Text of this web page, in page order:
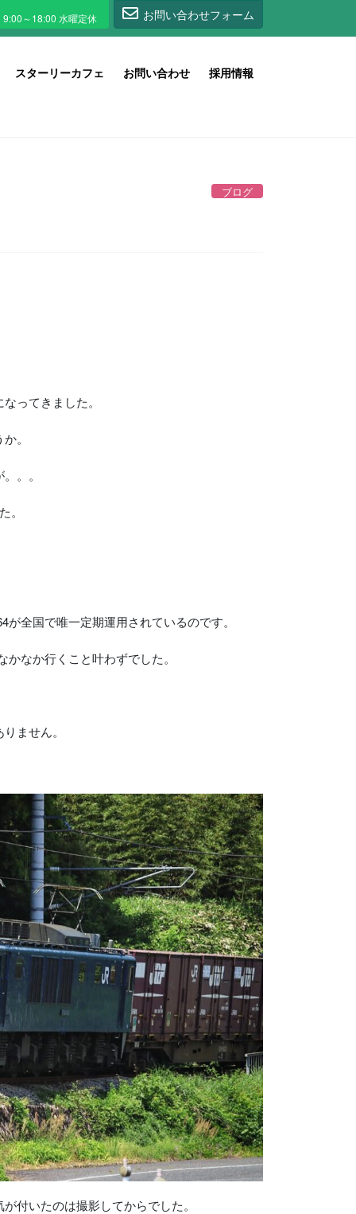
お問い合わせフォーム
スターリーカフェ お問い合わせ 採用情報
ブログ
ってきました。
。
。。
。
全国で唯一定期運用されているのです。
なか行くこと叶わずでした。
ません。
付いたのは撮影してからでした。